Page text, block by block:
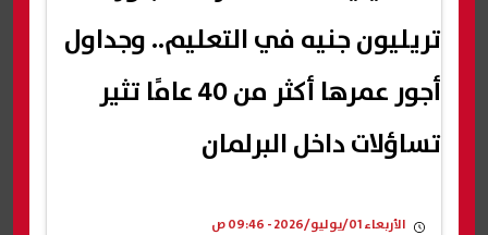
تريليون جنيه في التعليم.. وجداول
أجور عمرها أكثر من 40 عامًا تثير
تساؤلات داخل البرلمان
الأربعاء 01/يوليو/2026 - 09:46 ص